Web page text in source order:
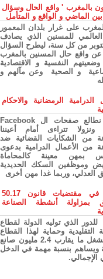
بالمغرب ' واقع الحال وسؤال
الماضي و الواقع و المتأمل
على غرار بلدان المعمور
للمسنين الذي يصادف
من كل سنة، ليطرح السؤال
واقع حال المسنين بالمغرب
النفسية و الاقتصادية
و الصحية وعن مآلهم و
الدرامية الرمضانية والاحكام
ونحن نطالع صفحات ال Facebook
تتراءى أمام أعيننا
من الشكايات القضائية ضد
من الأعمال الدرامية بدعوى
بمهن معينة كالمحاماة
وموظفين السكك الحديدية
العدلي، وربما غدا مهن أخرى
قراءة في مقتضيات قانون 50.17
بمزاولة أنشطة الصناعة
الذي توليه الدولة لقطاع
التقليدية وحماية لهذا القطاع
الذي يشغل ما يقارب 2.4 مليون صانع
ويساهم بنسبة مهمة في الدخل